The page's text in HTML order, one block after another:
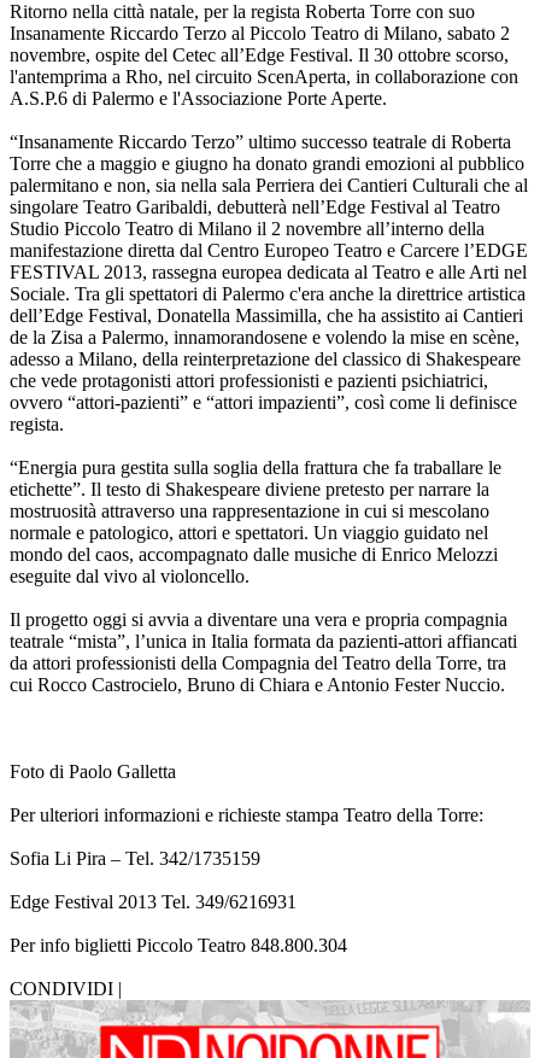
Ritorno nella città natale, per la regista Roberta Torre con suo
Insanamente Riccardo Terzo al Piccolo Teatro di Milano, sabato 2
novembre, ospite del Cetec all’Edge Festival. Il 30 ottobre scorso,
l'antemprima a Rho, nel circuito ScenAperta, in collaborazione con
A.S.P.6 di Palermo e l'Associazione Porte Aperte.
“Insanamente Riccardo Terzo” ultimo successo teatrale di Roberta
Torre che a maggio e giugno ha donato grandi emozioni al pubblico
palermitano e non, sia nella sala Perriera dei Cantieri Culturali che al
singolare Teatro Garibaldi, debutterà nell’Edge Festival al Teatro
Studio Piccolo Teatro di Milano il 2 novembre all’interno della
manifestazione diretta dal Centro Europeo Teatro e Carcere l’EDGE
FESTIVAL 2013, rassegna europea dedicata al Teatro e alle Arti nel
Sociale. Tra gli spettatori di Palermo c'era anche la direttrice artistica
dell’Edge Festival, Donatella Massimilla, che ha assistito ai Cantieri
de la Zisa a Palermo, innamorandosene e volendo la mise en scène,
adesso a Milano, della reinterpretazione del classico di Shakespeare
che vede protagonisti attori professionisti e pazienti psichiatrici,
ovvero “attori-pazienti” e “attori impazienti”, così come li definisce
regista.
“Energia pura gestita sulla soglia della frattura che fa traballare le
etichette”. Il testo di Shakespeare diviene pretesto per narrare la
mostruosità attraverso una rappresentazione in cui si mescolano
normale e patologico, attori e spettatori. Un viaggio guidato nel
mondo del caos, accompagnato dalle musiche di Enrico Melozzi
eseguite dal vivo al violoncello.
Il progetto oggi si avvia a diventare una vera e propria compagnia
teatrale “mista”, l’unica in Italia formata da pazienti-attori affiancati
da attori professionisti della Compagnia del Teatro della Torre, tra
cui Rocco Castrocielo, Bruno di Chiara e Antonio Fester Nuccio.
Foto di Paolo Galletta
Per ulteriori informazioni e richieste stampa Teatro della Torre:
Sofia Li Pira – Tel. 342/1735159
Edge Festival 2013 Tel. 349/6216931
Per info biglietti Piccolo Teatro 848.800.304
CONDIVIDI |